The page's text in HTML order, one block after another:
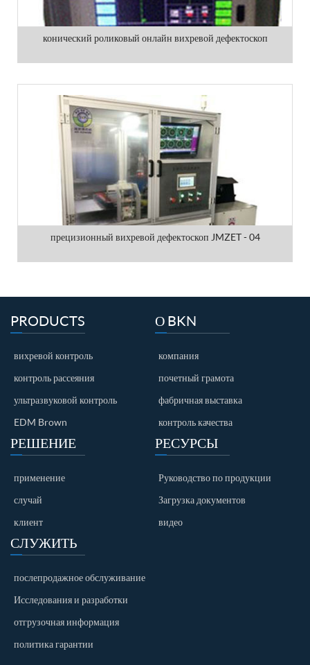
конический роликовый онлайн вихревой дефектоскоп
прецизионный вихревой дефектоскоп JMZET - 04
PRODUCTS
вихревой контроль
контроль рассеяния
ультразвуковой контроль
EDM Brown
О BKN
компания
почетный грамота
фабричная выставка
контроль качества
РЕШЕНИЕ
применение
случай
клиент
РЕСУРСЫ
Руководство по продукции
Загрузка документов
видео
СЛУЖИТЬ
послепродажное обслуживание
Исследования и разработки
отгрузочная информация
политика гарантии